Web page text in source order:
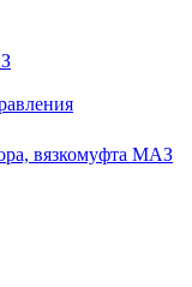
вязкомуфта МАЗ